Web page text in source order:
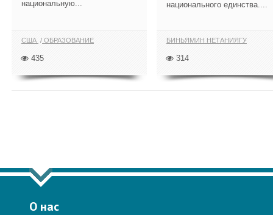
национальную...
США ОБРАЗОВАНИЕ
435
национального единства....
БИНЬЯМИН НЕТАНИЯГУ
314
О нас